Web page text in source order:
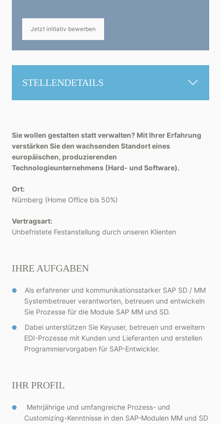
Jetzt initiativ bewerben
STELLENDETAILS
Sie wollen gestalten statt verwalten? Mit Ihrer Erfahrung
verstärken Sie den wachsenden Standort eines
europäischen, produzierenden
Technologieunternehmens (Hard- und Software).
Ort:
Nürnberg (Home Office bis 50%)
Vertragsart:
Unbefristete Festanstellung durch unseren Klienten
IHRE AUFGABEN
Als erfahrener und kommunikationsstarker SAP SD / MM
Systembetreuer verantworten, betreuen und entwickeln
Sie Prozesse für die Module SAP MM und SD.
Dabei unterstützen Sie Keyuser, betreuen und erweitern
EDI-Prozesse mit Kunden und Lieferanten und erstellen
Programmiervorgaben für SAP-Entwickler.
IHR PROFIL
Mehrjährige und umfangreiche Prozess- und
Customizing-Kenntnisse in den SAP-Modulen MM und SD